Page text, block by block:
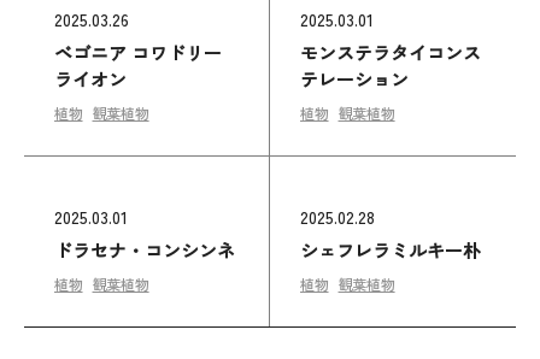
2025.03.26
ベゴニア コワドリー
ライオン
植物 観葉植物
2025.03.01
モンステラタイコンス
テレーション
植物 観葉植物
2025.03.01
ドラセナ・コンシンネ
植物 観葉植物
2025.02.28
シェフレラミルキー朴
植物 観葉植物